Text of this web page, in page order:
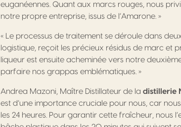
euganéennes. Quant aux marcs rouges, nous
notre propre entreprise, issus de l’Amarone. »
« Le processus de traitement se déroule dans
logistique, reçoit les précieux résidus de marc et
liqueur est ensuite acheminée vers notre
parfaire nos grappas emblématiques. »
Andrea Mazoni, Maître Distillateur de la distillerie
est d’une importance cruciale pour nous, car
les 24 heures. Pour garantir cette fraîcheur, nous